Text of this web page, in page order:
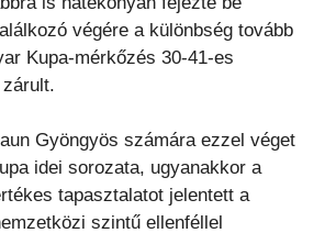
végére a különbség tovább
Kupa-mérkőzés 30-41-es
Gyöngyös számára ezzel véget
idei sorozata, ugyanakkor a
tapasztalatot jelentett a
szintű ellenféllel